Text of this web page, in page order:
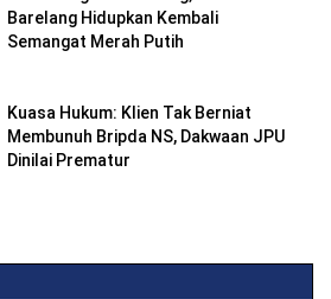
Barelang Hidupkan Kembali
Semangat Merah Putih
Kuasa Hukum: Klien Tak Berniat
Membunuh Bripda NS, Dakwaan JPU
Dinilai Prematur